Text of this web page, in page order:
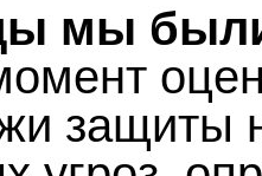
мы
защиты